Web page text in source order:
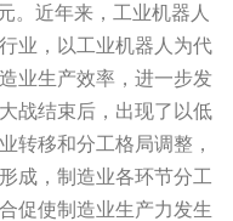
。近年来，工业机器人
业，以工业机器人为代
业生产效率，进一步发
战结束后，出现了以低
转移和分工格局调整，
成，制造业各环节分工
促使制造业生产力发生